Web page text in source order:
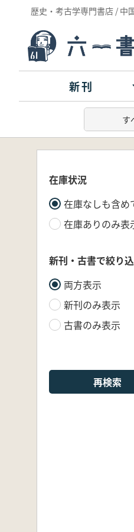
歴史・考古学専門書店 / 中
新刊
在庫状況
在庫なしも含め
在庫ありのみ表
新刊・古書で絞り
両方表示
新刊のみ表示
古書のみ表示
再検索